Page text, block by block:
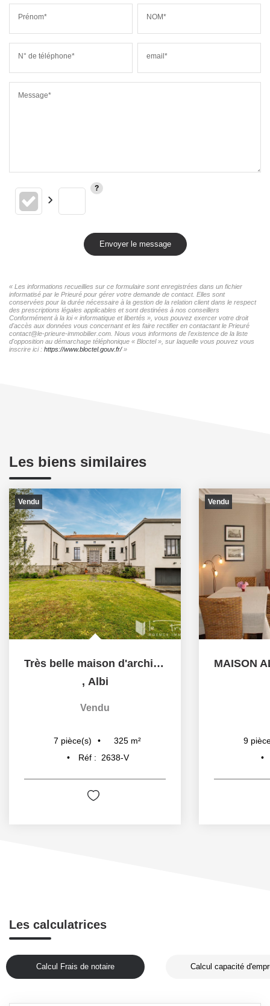
Prénom* NOM*
N° de téléphone* email*
Message*
Envoyer le message
« Les informations recueillies sur ce formulaire sont enregistrées dans un fichier
informatisé par le Prieuré pour gérer votre demande de contact. Elles sont
conservées pour la durée nécessaire à la gestion de la relation client dans le respect
des prescriptions légales applicables et sont destinées à nos conseillers
Conformément à la loi « informatique et libertés », vous pouvez exercer votre droit
d'accès aux données vous concernant et les faire rectifier en contactant le Prieuré
contact@le-prieure-immobilier.com. Nous vous informons de l'existence de la liste
d'opposition au démarchage téléphonique « Bloctel », sur laquelle vous pouvez vous
inscrire ici : https://www.bloctel.gouv.fr/»
Les biens similaires
Vendu
Très belle maison d'architecte des années 50, rénovée avec...
, Albi
Vendu
7 pièce(s) 325 m²
Réf :
2638-V
Vendu
9
Les calculatrices
Calcul Frais de notaire Calcul capacité